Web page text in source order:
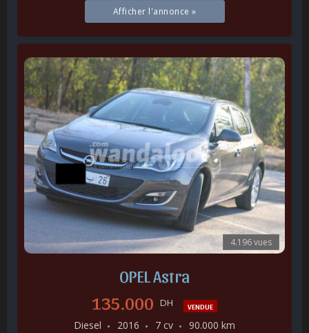
Afficher l'annonce »
4.196 vues
OPEL Astra
135.000 DH VENDUE
Diesel 2016 7 cv 90.000 km